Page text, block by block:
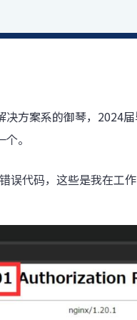
方案系的御琴，2024届
。
错误代码，这些是我在工